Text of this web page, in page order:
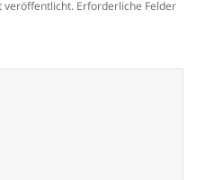
veröffentlicht. Erforderliche Felder